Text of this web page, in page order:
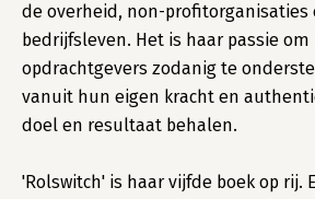
de overheid, non-profitorganisaties
bedrijfsleven. Het is haar passie om
opdrachtgevers zodanig te
vanuit hun eigen kracht en
doel en resultaat behalen.
'Rolswitch' is haar vijfde boek op rij.